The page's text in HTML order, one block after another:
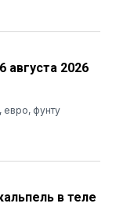
августа 2026
евро, фунту
в теле